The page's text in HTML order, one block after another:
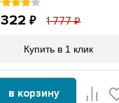
322 1 777
Купить в 1 клик
в корзину